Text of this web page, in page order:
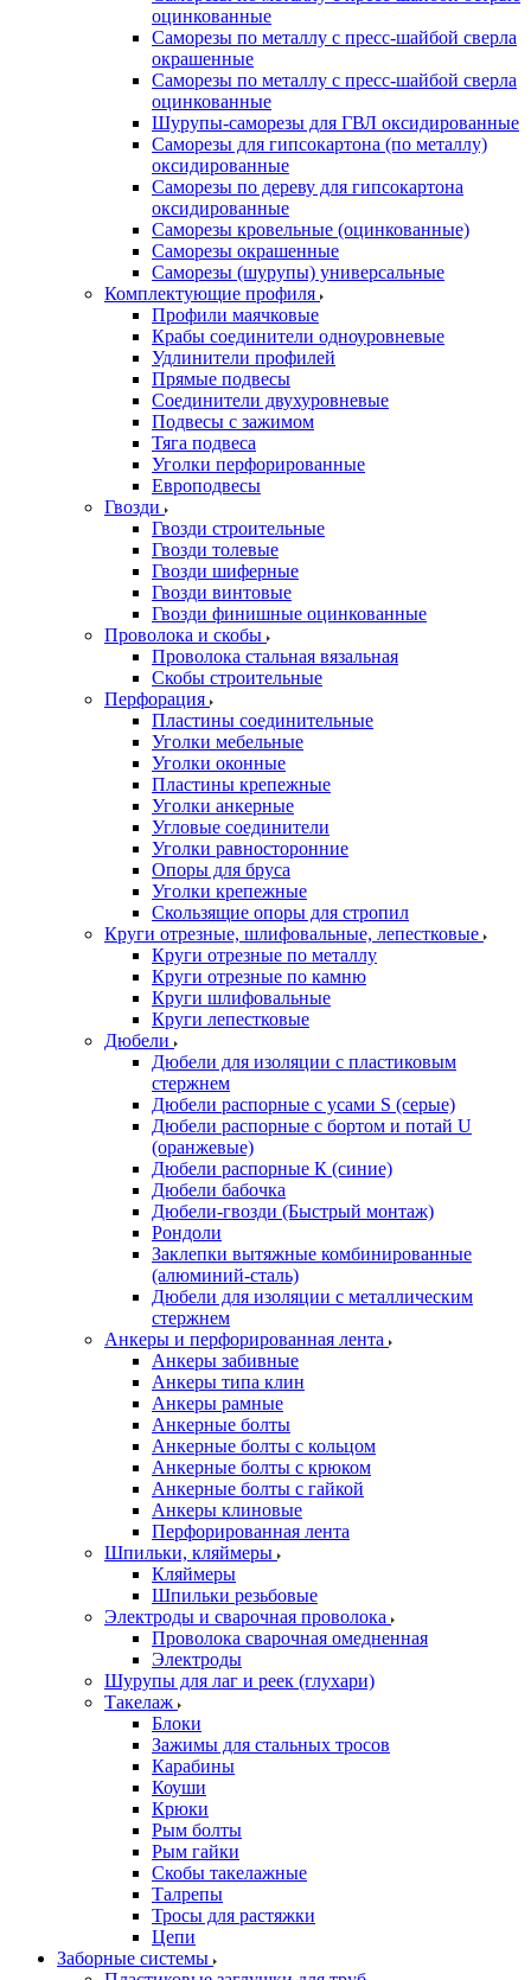
оцинкованные
Саморезы по металлу с пресс-шайбой сверла
окрашенные
Саморезы по металлу с пресс-шайбой сверла
оцинкованные
Шурупы-саморезы для ГВЛ оксидированные
Саморезы для гипсокартона (по металлу)
оксидированные
Саморезы по дереву для гипсокартона
оксидированные
Саморезы кровельные (оцинкованные)
Саморезы окрашенные
Саморезы (шурупы) универсальные
Комплектующие профиля
Профили маячковые
Крабы соединители одноуровневые
Удлинители профилей
Прямые подвесы
Соединители двухуровневые
Подвесы с зажимом
Тяга подвеса
Уголки перфорированные
Европодвесы
Гвозди
Гвозди строительные
Гвозди толевые
Гвозди шиферные
Гвозди винтовые
Гвозди финишные оцинкованные
Проволока и скобы
Проволока стальная вязальная
Скобы строительные
Перфорация
Пластины соединительные
Уголки мебельные
Уголки оконные
Пластины крепежные
Уголки анкерные
Угловые соединители
Уголки равносторонние
Опоры для бруса
Уголки крепежные
Скользящие опоры для стропил
Круги отрезные, шлифовальные, лепестковые
Круги отрезные по металлу
Круги отрезные по камню
Круги шлифовальные
Круги лепестковые
Дюбели
Дюбели для изоляции с пластиковым
стержнем
Дюбели распорные с усами S (серые)
Дюбели распорные c бортом и потай U
(оранжевые)
Дюбели распорные К (синие)
Дюбели бабочка
Дюбели-гвозди (Быстрый монтаж)
Рондоли
Заклепки вытяжные комбинированные
(алюминий-сталь)
Дюбели для изоляции с металлическим
стержнем
Анкеры и перфорированная лента
Анкеры забивные
Анкеры типа клин
Анкеры рамные
Анкерные болты
Анкерные болты с кольцом
Анкерные болты с крюком
Анкерные болты с гайкой
Анкеры клиновые
Перфорированная лента
Шпильки, кляймеры
Кляймеры
Шпильки резьбовые
Электроды и сварочная проволока
Проволока сварочная омедненная
Электроды
Шурупы для лаг и реек (глухари)
Такелаж
Блоки
Зажимы для стальных тросов
Карабины
Коуши
Крюки
Рым болты
Рым гайки
Скобы такелажные
Талрепы
Тросы для растяжки
Цепи
Заборные системы